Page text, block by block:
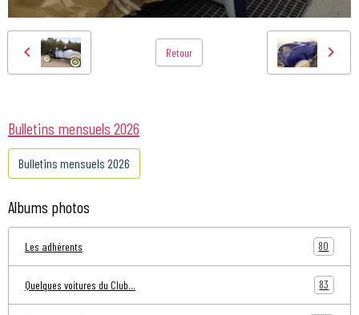
Retour
Bulletins mensuels 2026
Bulletins mensuels 2026
Albums photos
Les adhérents 80
Quelques voitures du Club... 83